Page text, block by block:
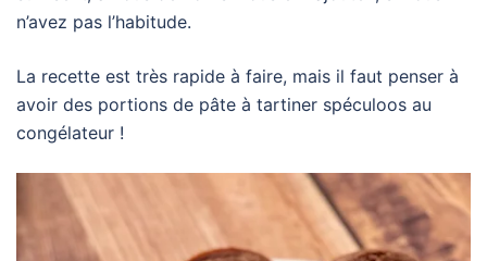
n’avez pas l’habitude.
La recette est très rapide à faire, mais il faut penser à
avoir des portions de pâte à tartiner spéculoos au
congélateur !